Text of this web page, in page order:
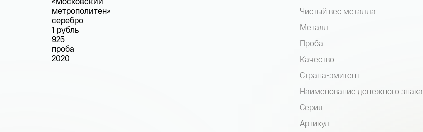
Чистый вес металла
Металл
Проба
Качество
Страна-эмитент
Наименование денежного знака
Серия
Артикул